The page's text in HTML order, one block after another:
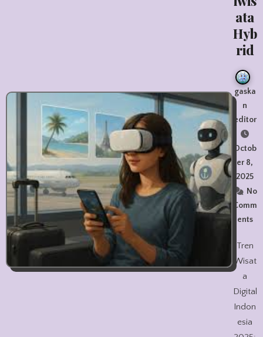
ata
Hyb
rid
gaska
n
editor
Octob
er 8,
2025
No
Comm
ents
Tren
Wisat
a
Digital
Indon
esia